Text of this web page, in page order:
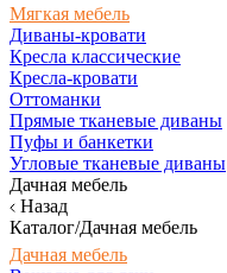
Мягкая мебель
Диваны-кровати
Кресла классические
Кресла-кровати
Оттоманки
Прямые тканевые диваны
Пуфы и банкетки
Угловые тканевые диваны
Дачная мебель
Назад
Каталог/Дачная мебель
Дачная мебель